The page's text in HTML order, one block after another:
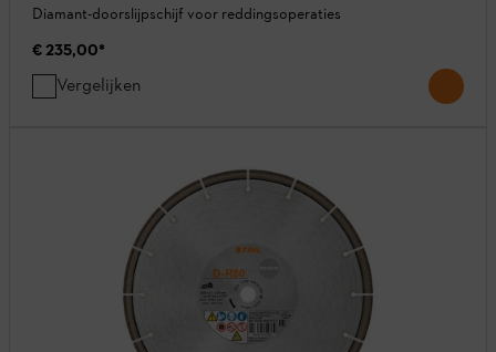
Diamant-doorslijpschijf voor reddingsoperaties
€ 235,00*
Vergelijken